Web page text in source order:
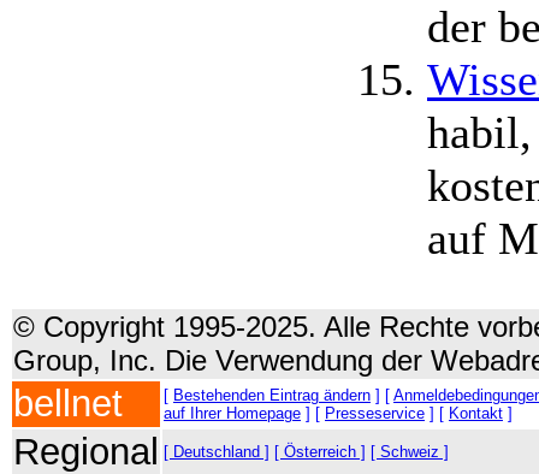
der
auf
© Copyright 1995-2025. Alle Rechte
Group, Inc. Die Verwendung der
bellnet [ Bestehenden Eintrag ändern ] [
auf Ihrer Homepage ] [ Presseservice ] [ Kontakt ]
Regional [ Deutschland ] [ Österreich ] [ Schweiz ]